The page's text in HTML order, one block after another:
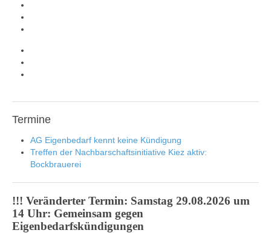
Termine
AG Eigenbedarf kennt keine Kündigung
Treffen der Nachbarschaftsinitiative Kiez aktiv:
Bockbrauerei
!!! Veränderter Termin: Samstag 29.08.2026 um
14 Uhr: Gemeinsam gegen
Eigenbedarfskündigungen